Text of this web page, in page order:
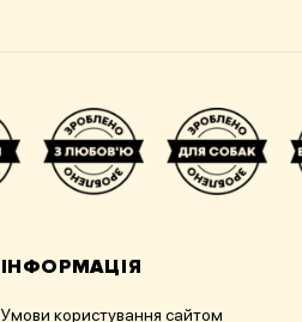
ІНФОРМАЦІЯ
Умови користування сайтом